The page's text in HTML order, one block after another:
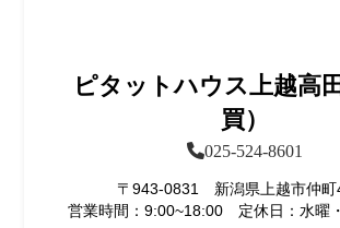
ピタットハウス上越高
買）
025-524-8601
〒943-0831 新潟県上越市仲町
営業時間：9:00~18:00 定休日：水曜